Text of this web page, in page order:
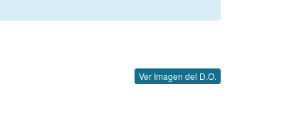
Ver Imagen del D.O.